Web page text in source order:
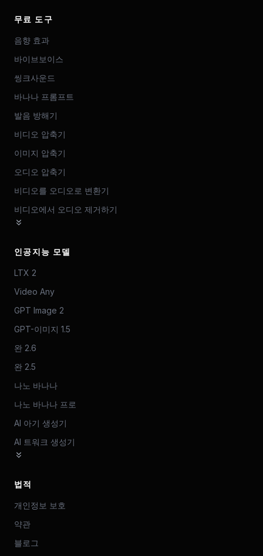
무료 도구
음향 효과
바이브보이스
씽크사운드
바나나 프롬프트
발음 방해기
비디오 압축기
이미지 압축기
오디오 압축기
비디오를 오디오로 변환기
비디오에서 오디오 제거하기
인공지능 모델
LTX 2
Video Any
GPT Image 2
GPT-이미지 1.5
완 2.6
완 2.5
나노 바나나
나노 바나나 프로
AI 아기 생성기
AI 트워크 생성기
법적
개인정보 보호
약관
블로그